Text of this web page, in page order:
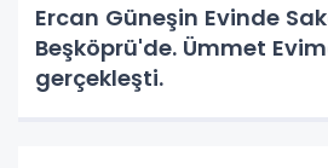
Ercan Güneşin Evinde
Beşköprü'de. Ümmet
gerçekleşti.